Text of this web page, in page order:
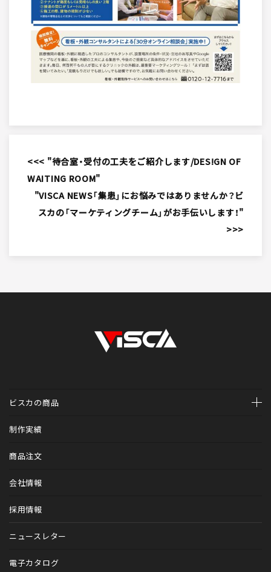
<<< "待合室・受付の工夫をご紹介します/DES!GN OF
WAITING ROOM"
"VISCA NEWS「集患」にお悩みではありませんか？ビ
スカの「マーケティングチーム」がお手伝いします！"
>>>
ビスカの商品
制作実績
商品注文
会社情報
採用情報
ニュースレター
電子カタログ